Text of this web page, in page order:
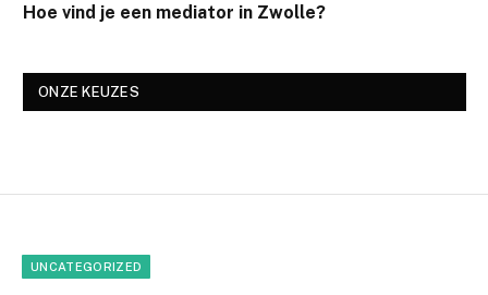
Hoe vind je een mediator in Zwolle?
ONZE KEUZES
UNCATEGORIZED